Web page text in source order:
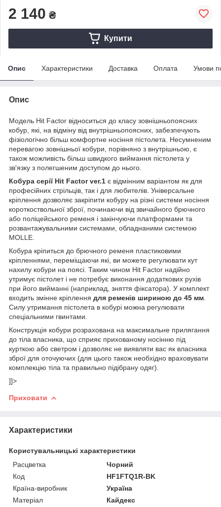
2 140 ₴
Купити
Опис Характеристики Доставка Оплата Умови
Опис
Модель Hit Factor відноситься до класу зовнішньопоясних
кобур, які, на відміну від внутрішньопоясних, забезпечують
фізіологічно більш комфортне носіння пістолета. Несумненим
перевагою зовнішньої кобури, порівняно з внутрішньою, є
також можливість більш швидкого виймання пістолета у
зв'язку з полегшеним доступом до нього.
Кобура серії Hit Factor ver.1 є відмінним варіантом як для
професійних стрільців, так і для любителів. Універсальне
кріплення дозволяє закріпити кобуру на різні системи носіння
короткоствольної зброї, починаючи від звичайного брючного
або поліцейського ременя і закінчуючи платформами та
розвантажувальними системами, обладнаними системою
MOLLE.
Кобура кріпиться до брючного ременя пластиковими
кріпленнями, переміщаючи які, ви можете регулювати кут
нахилу кобури на поясі. Таким чином Hit Factor надійно
утримує пістолет і не потребує виконання додаткових рухів
при його вийманні (наприклад, зняття фіксатора). У комплект
входить змінне кріплення для ременів шириною до 45 мм
Силу утримання пістолета в кобурі можна регулювати
спеціальними гвинтами.
Конструкція кобури розрахована на максимальне прилягання
до тіла власника, що сприяє прихованому носінню під
курткою або светром і дозволяє не виявляти вас як власника
зброї для оточуючих (для цього також необхідно враховувати
комплекцію тіла та правильно підібрану одяг).
]]>
Приховати
Характеристики
Користувальницькі характеристики
Расцветка
Чорний
Код
HF1FTQ1R-BK
Країна-виробник
Україна
Матеріал
Кайдекс